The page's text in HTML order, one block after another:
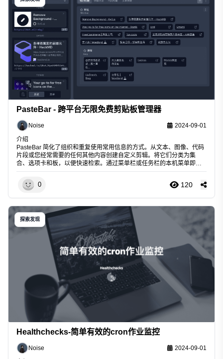
PasteBar - 跨平台无限免费剪贴板管理器
Noise
2024-09-01
介绍
PasteBar 简化了组织和重复使用常用信息的方式。从文本、图像、代码
片段或您经常需要的任何其他内容创建自定义剪辑。将它们分类为集
合、选项卡和板，以便快速检索。通过菜单栏或任务栏的本机菜单即时
访问这些剪辑，无需从各种来源重复搜索和重新复制相同的信息。通过
轻松的内容重用来节省时间并提高
0 120
探索发现
Healthchecks-简单有效的cron作业监控
Noise
2024-09-01